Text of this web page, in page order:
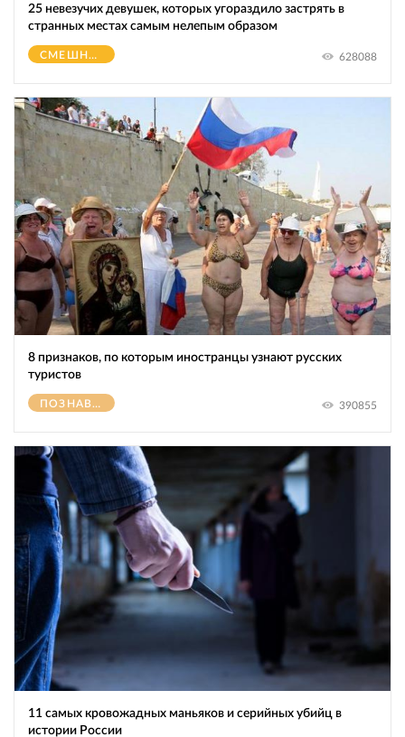
25 невезучих девушек, которых угораздило застрять в
странных местах самым нелепым образом
СМЕШНОЕ 628088
8 признаков, по которым иностранцы узнают русских
туристов
ПОЗНАВАТЕЛЬНОЕ 390855
11 самых кровожадных маньяков и серийных убийц в
истории России